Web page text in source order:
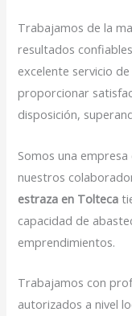
Trabajamos de la
resultados
excelente servicio
proporcionar
disposición,
Somos una
nuestros
estraza en Tolteca
capacidad de
emprendimientos.
Trabajamos con
autorizados a nivel